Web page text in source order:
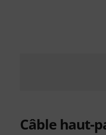
Câble haut-